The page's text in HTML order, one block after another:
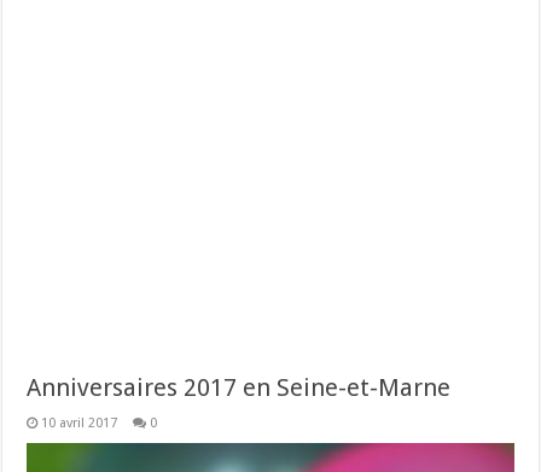
Anniversaires 2017 en Seine-et-Marne
10 avril 2017 0